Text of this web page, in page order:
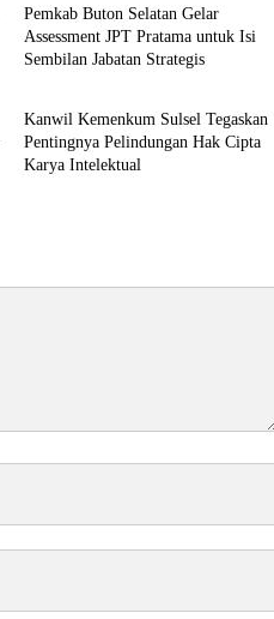
Pemkab Buton Selatan Gelar
Assessment JPT Pratama untuk Isi
Sembilan Jabatan Strategis
Kanwil Kemenkum Sulsel Tegaskan
Pentingnya Pelindungan Hak Cipta
Karya Intelektual